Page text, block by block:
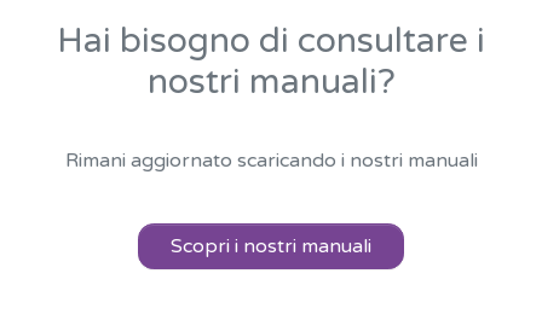
Hai bisogno di consultare i
nostri manuali?
Rimani aggiornato scaricando i nostri manuali
Scopri i nostri manuali